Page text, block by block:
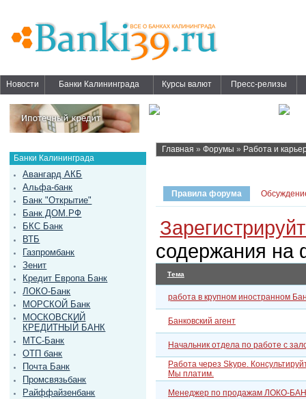
Новости Банки Калининграда Курсы валют Пресс-релизы
Банки Калининграда
Авангард АКБ
Альфа-банк
Банк "Открытие"
Банк ДОМ.РФ
БКС Банк
ВТБ
Газпромбанк
Зенит
Кредит Европа Банк
ЛОКО-Банк
МОРСКОЙ Банк
МОСКОВСКИЙ
КРЕДИТНЫЙ БАНК
МТС-Банк
ОТП банк
Почта Банк
Промсвязьбанк
Райффайзенбанк
Главная » Форумы » Работа и
Правила форума
содержания на
Тема
работа в крупном иностранном
Банковский агент
Начальник отдела по работе с
Работа через Skype.
Мы платим.
Менеджер по продажам ЛОКО-